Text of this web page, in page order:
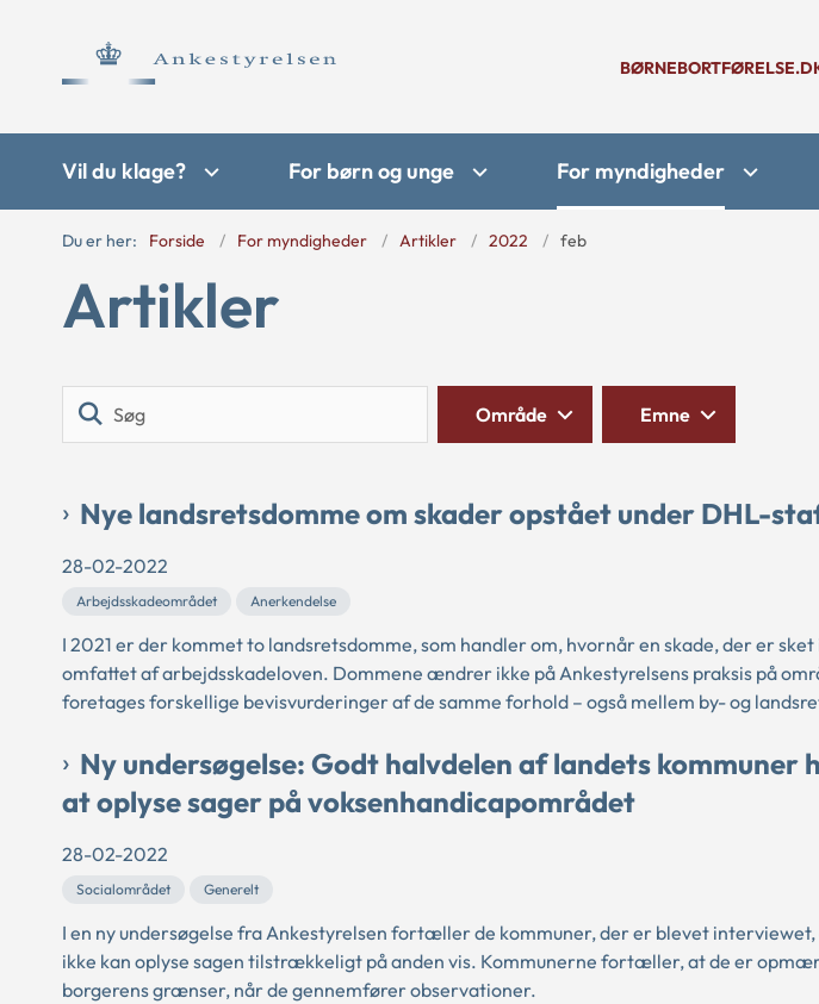
Vil du klage? For børn og unge For myndigheder
Du er her: Forside For myndigheder Artikler 2022 feb
Artikler
Område Emne
Nye landsretsdomme om skader opstået under DHL-
28-02-2022
Arbejdsskadeområdet Anerkendelse
I 2021 er der kommet to landsretsdomme, som handler om, hvornår en skade, der er
omfattet af arbejdsskadeloven. Dommene ændrer ikke på Ankestyrelsens praksis på
foretages forskellige bevisvurderinger af de samme forhold – også mellem by- og
Ny undersøgelse: Godt halvdelen af landets
at oplyse sager på voksenhandicapområdet
28-02-2022
Socialområdet Generelt
I en ny undersøgelse fra Ankestyrelsen fortæller de kommuner, der er blevet
ikke kan oplyse sagen tilstrækkeligt på anden vis. Kommunerne fortæller, at de er
borgerens grænser, når de gennemfører observationer.